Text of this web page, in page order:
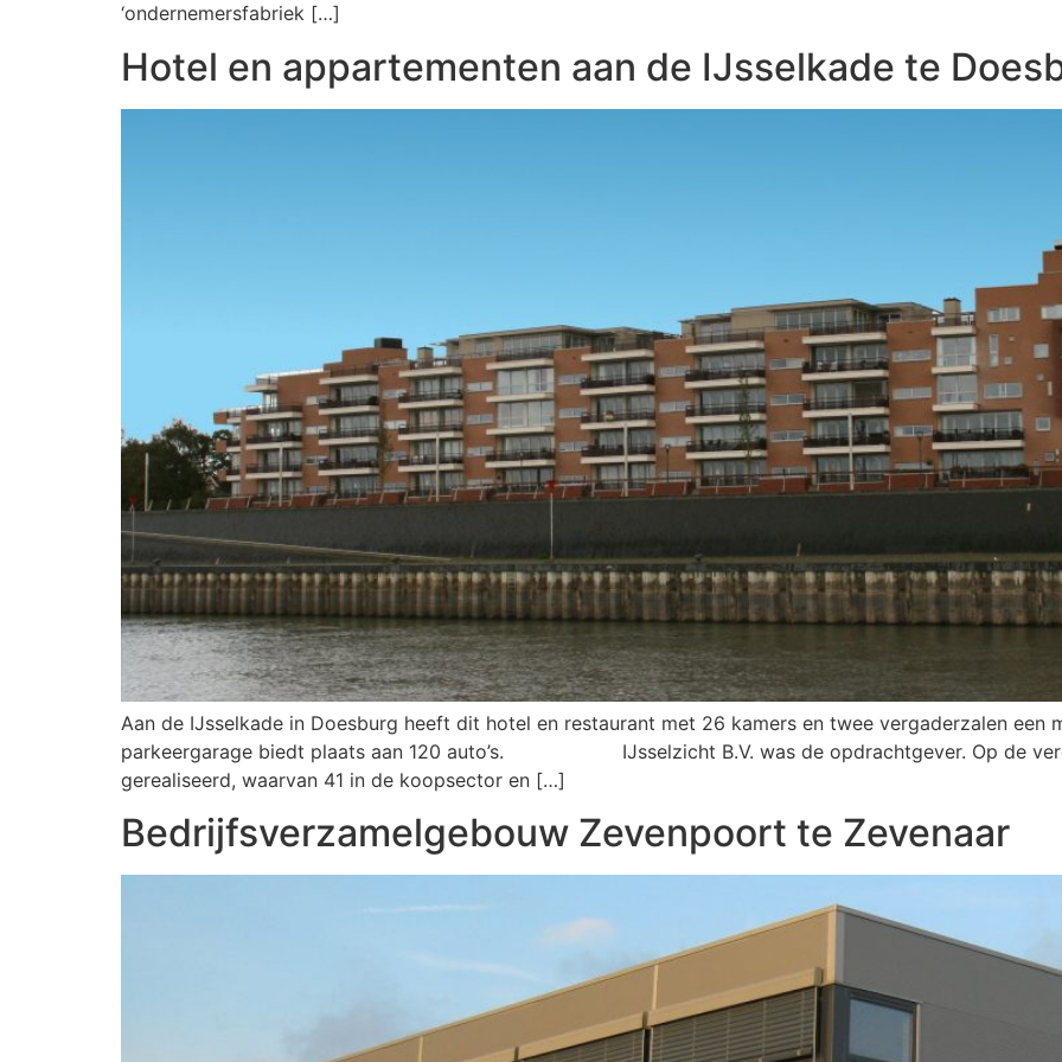
‘ondernemersfabriek […]
Hotel en appartementen aan de IJsselkade te
Aan de IJsselkade in Doesburg heeft dit hotel en restaurant met 26 kamers en twee vergaderzalen een
parkeergarage biedt plaats aan 120 auto’s. IJsselzicht B.V. was de opdrachtgever. Op de
gerealiseerd, waarvan 41 in de koopsector en […]
Bedrijfsverzamelgebouw Zevenpoort te Zevenaar